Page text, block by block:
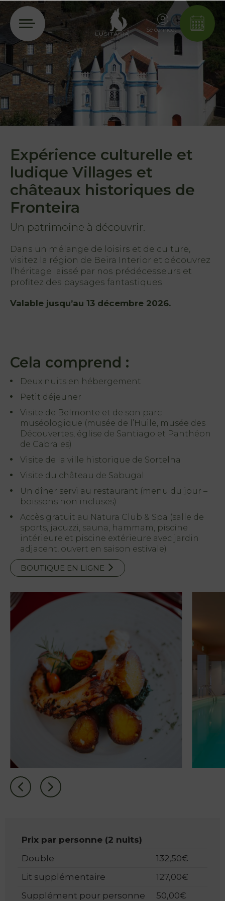
Se connecter
Expérience culturelle et
ludique Villages et
châteaux historiques de
Fronteira
Un patrimoine à découvrir.
Dans un mélange de loisirs et de culture,
visitez la région de Beira Interior et découvrez
l’héritage laissé par nos prédécesseurs et
profitez des paysages fantastiques.
Valable jusqu’au 13 décembre 2026.
Cela comprend :
Deux nuits en hébergement
Petit déjeuner
Visite de Belmonte et de son parc
muséologique (musée de l’Huile, musée des
Découvertes, église de Santiago et Panthéon
de Cabrales)
Visite de la ville historique de Sortelha
Visite du château de Sabugal
Un dîner servi au restaurant (menu du jour –
boissons non incluses)
Accès gratuit au Natura Club & Spa (salle de
sports, jacuzzi, sauna, hammam, piscine
intérieure et piscine extérieure avec jardin
adjacent, ouvert en saison estivale)
BOUTIQUE EN LIGNE
Prix par personne (2 nuits)
Double
132,50€
Lit supplémentaire
127,00€
Supplément pour personne
50,00€